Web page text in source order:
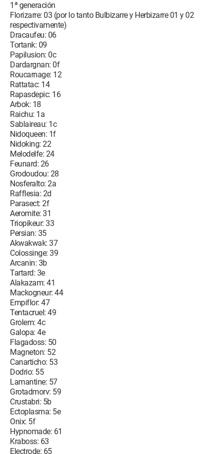
1ª generación
Florizarre: 03 (por lo tanto Bulbizarre y Herbizarre 01 y 02
respectivamente)
Dracaufeu: 06
Tortank: 09
Papilusion: 0c
Dardargnan: 0f
Roucarnage: 12
Rattatac: 14
Rapasdepic: 16
Arbok: 18
Raichu: 1a
Sablaireau: 1c
Nidoqueen: 1f
Nidoking: 22
Melodelfe: 24
Feunard: 26
Grodoudou: 28
Nosferalto: 2a
Rafflesia: 2d
Parasect: 2f
Aeromite: 31
Triopikeur: 33
Persian: 35
Akwakwak: 37
Colossinge: 39
Arcanin: 3b
Tartard: 3e
Alakazam: 41
Mackogneur: 44
Empiflor: 47
Tentacruel: 49
Grolem: 4c
Galopa: 4e
Flagadoss: 50
Magneton: 52
Canarticho: 53
Dodrio: 55
Lamantine: 57
Grotadmorv: 59
Crustabri: 5b
Ectoplasma: 5e
Onix: 5f
Hypnomade: 61
Kraboss: 63
Electrode: 65